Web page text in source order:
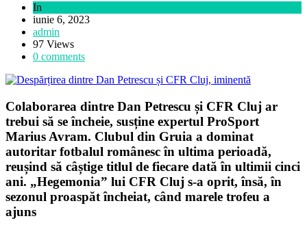
In
iunie 6, 2023
admin
97 Views
0 comments
Colaborarea dintre Dan Petrescu și CFR Cluj ar
trebui să se încheie, susține expertul ProSport
Marius Avram. Clubul din Gruia a dominat
autoritar fotbalul românesc în ultima perioadă,
reușind să câștige titlul de fiecare dată în ultimii cinci
ani. „Hegemonia” lui CFR Cluj s-a oprit, însă, în
sezonul proaspăt încheiat, când marele trofeu a
ajuns